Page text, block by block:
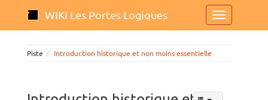
WIKI Les Portes Logiques
Piste Introduction historique et non moins essentielle